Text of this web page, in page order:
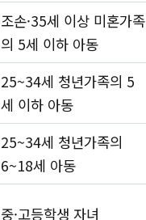
조손·35세 이상 미혼가족
의 5세 이하 아동
25~34세 청년가족의 5
세 이하 아동
25~34세 청년가족의
6~18세 아동
중·고등학생 자녀